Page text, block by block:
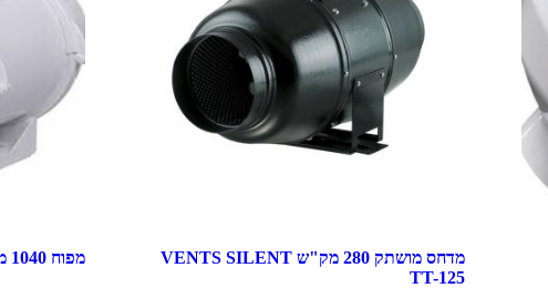
מדחס מושתק 280 מק"ש VENTS SILENT
TT-125
מפוח 1040 מק"ש VENTS TT-200 PRO